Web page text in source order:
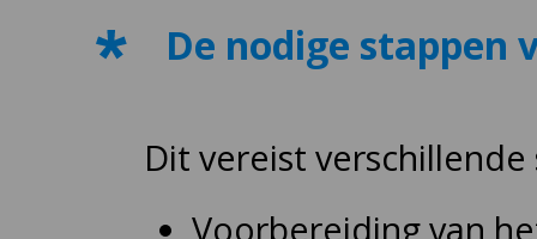
De nodige stappen
Dit vereist verschillende
Voorbereiding van